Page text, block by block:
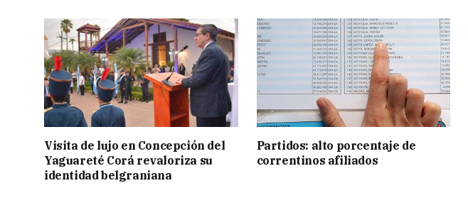
Visita de lujo en Concepción del
Yaguareté Corá revaloriza su
identidad belgraniana
Partidos: alto porcentaje de
correntinos afiliados